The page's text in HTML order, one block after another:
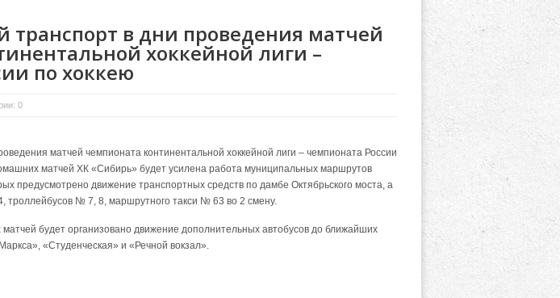
в дни проведения матчей
хоккейной лиги –
по хоккею
0
матчей чемпионата континентальной хоккейной лиги – чемпионата России
матчей ХК «Сибирь» будет усилена работа муниципальных маршрутов
предусмотрено движение транспортных средств по дамбе Октябрьского моста, а
троллейбусов № 7, 8, маршрутного такси № 63 во 2 смену.
матчей будет организовано движение дополнительных автобусов до ближайших
«Студенческая» и «Речной вокзал».